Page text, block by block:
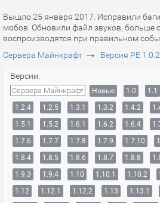
Вышло 25 января 2017. Исправили
мобов. Обновили файл звуков, больше
воспроизводятся при правильном
Сервера Майнкрафт → Версия PE 1.0.2
Версии:
Сервера Майнкрафт Новые 1.0 1.1
1.2.4
1.2.5 1.3.1 1.3.2 1.4.2
1.5.1
1.5.2 1.6.1 1.6.2 1.6.4
1.7.6
1.7.7 1.7.8 1.7.9 1.7.10
1.8.4
1.8.5 1.8.6 1.8.7 1.8.8
1.9.3
1.9.4 1.10 1.10.1 1.10.2
1.12
1.12.1 1.12.2 1.13 1.13.1